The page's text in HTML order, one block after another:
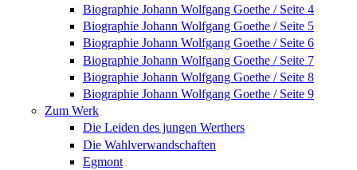
Biographie Johann Wolfgang Goethe / Seite 4
Biographie Johann Wolfgang Goethe / Seite 5
Biographie Johann Wolfgang Goethe / Seite 6
Biographie Johann Wolfgang Goethe / Seite 7
Biographie Johann Wolfgang Goethe / Seite 8
Biographie Johann Wolfgang Goethe / Seite 9
Zum Werk
Die Leiden des jungen Werthers
Die Wahlverwandschaften
Egmont